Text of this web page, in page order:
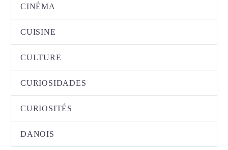
CINÉMA
CUISINE
CULTURE
CURIOSIDADES
CURIOSITÉS
DANOIS